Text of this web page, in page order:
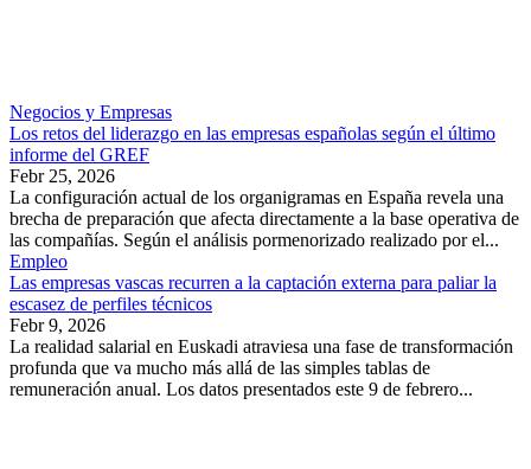
Negocios y Empresas
Los retos del liderazgo en las empresas españolas según el último
informe del GREF
Febr 25, 2026
La configuración actual de los organigramas en España revela una
brecha de preparación que afecta directamente a la base operativa de
las compañías. Según el análisis pormenorizado realizado por el...
Empleo
Las empresas vascas recurren a la captación externa para paliar la
escasez de perfiles técnicos
Febr 9, 2026
La realidad salarial en Euskadi atraviesa una fase de transformación
profunda que va mucho más allá de las simples tablas de
remuneración anual. Los datos presentados este 9 de febrero...